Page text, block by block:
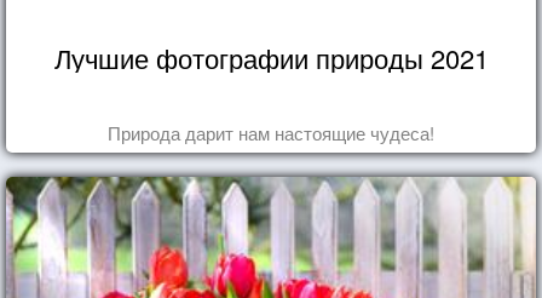
Лучшие фотографии природы 2021
Природа дарит нам настоящие чудеса!